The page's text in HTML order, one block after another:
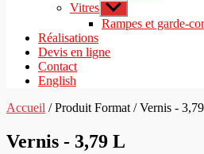
Vitres Afficher
le
sous-
Rampes et garde-
Réalisations
Devis en ligne
Contact
English
Accueil / Produit Format / Vernis -
Vernis - 3,79 L